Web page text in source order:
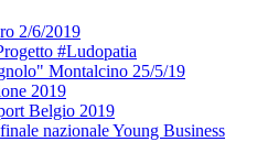
2/6/2019
#Ludopatia
Montalcino 25/5/19
2019
Belgio 2019
nazionale Young Business